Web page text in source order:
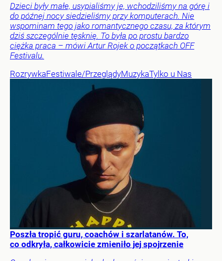
Dzieci były małe, usypialiśmy je, wchodziliśmy na górę i
do późnej nocy siedzieliśmy przy komputerach. Nie
wspominam tego jako romantycznego czasu, za którym
dziś szczególnie tęsknię. To była po prostu bardzo
ciężka praca – mówi Artur Rojek o początkach OFF
Festivalu.
RozrywkaFestiwale/PrzeglądyMuzykaTylko u Nas
Poszła tropić guru, coachów i szarlatanów. To,
co odkryła, całkowicie zmieniło jej spojrzenie